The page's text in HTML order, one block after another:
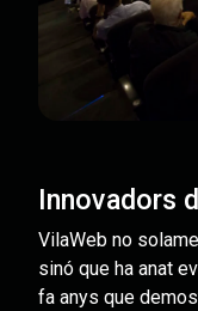
Innovadors
VilaWeb no
sinó que ha anat
fa anys que